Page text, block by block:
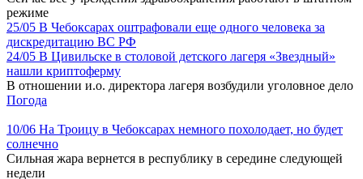
режиме
25/05 В Чебоксарах оштрафовали еще одного человека за
дискредитацию ВС РФ
24/05 В Цивильске в столовой детского лагеря «Звездный»
нашли криптоферму
В отношении и.о. директора лагеря возбудили уголовное дело
Погода
10/06 На Троицу в Чебоксарах немного похолодает, но будет
солнечно
Сильная жара вернется в республику в середине следующей
недели